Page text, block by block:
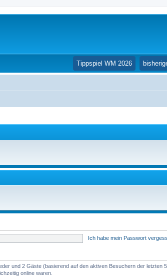
Tippspiel WM 2026
Ich habe mein Passwort
und 2 Gäste (basierend auf den aktiven Besuchern der letzten
online waren.